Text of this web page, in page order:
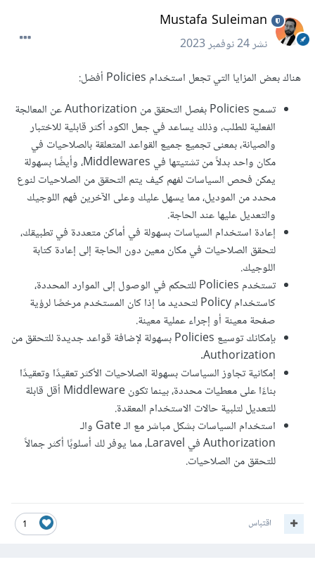
Mustafa Suleiman
نشر24 نوفمبر 2023
هناك بعض المزايا التي تجعل استخدام Policies أفضل:
تسمح Policies بفصل التحقق من Authorization عن المعالجة
الفعلية للطلب، وذلك يساعد في جعل الكود أكثر قابلية للاختبار
والصيانة، بمعنى تجميع جميع القواعد المتعلقة بالصلاحيات في
مكان واحد بدلاً من تشتيتها في Middlewares، وأيضًا بسهولة
يمكن فحص السياسات لفهم كيف يتم التحقق من الصلاحيات لنوع
محدد من الموديل، مما يسهل عليك وعلى الآخرين فهم اللوجيك
والتعديل عليها عند الحاجة.
إعادة استخدام السياسات بسهولة في أماكن متعددة في تطبيقك،
لتحقق الصلاحيات في مكان معين دون الحاجة إلى إعادة كتابة
اللوجيك.
تستخدم Policies للتحكم في الوصول إلى الموارد المحددة،
كاستخدام Policy لتحديد ما إذا كان المستخدم مرخصًا لرؤية
صفحة معينة أو إجراء عملية معينة.
بإمكانك توسيع Policies بسهولة لإضافة قواعد جديدة للتحقق من
Authorization.
إمكانية تجاوز السياسات بسهولة الصلاحيات الأكثر تعقيدًا وتعقيدًا
بناءًا على معطيات محددة، بينما تكون Middleware أقل قابلة
للتعديل لتلبية حالات الاستخدام المعقدة.
استخدام السياسات بشكل مباشر مع الـ Gate والـ
Authorization في Laravel، مما يوفر لك أسلوبًا أكثر جمالاً
للتحقق من الصلاحيات.
1 اقتباس